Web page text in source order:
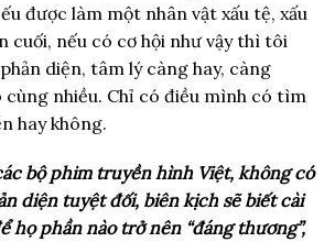
được làm một nhân vật xấu tệ, xấu
cuối, nếu có cơ hội như vậy thì tôi
diện, tâm lý càng hay, càng
cùng nhiều. Chỉ có điều mình có tìm
hay không.
bộ phim truyền hình Việt, không có
diện tuyệt đối, biên kịch sẽ biết cài
họ phần nào trở nên “đáng thương”,